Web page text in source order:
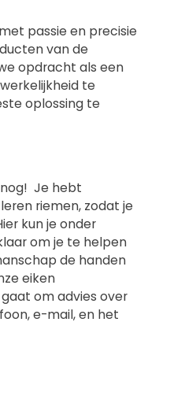
passie en precisie
van de
opdracht als een
te
oplossing te
Je hebt
riemen, zodat je
kun je onder
om je te helpen
de handen
eiken
om advies over
e-mail, en het